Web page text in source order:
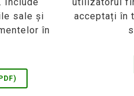
sale și
în
acceptați în